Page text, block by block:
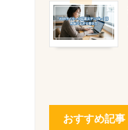
おすすめ記事